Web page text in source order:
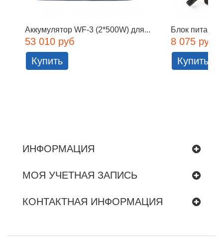
Аккумулятор WF-3 (2*500W) для...
53 010 руб
Купить
Блок
8 075 руб
Купить
ИНФОРМАЦИЯ
МОЯ УЧЕТНАЯ ЗАПИСЬ
КОНТАКТНАЯ ИНФОРМАЦИЯ